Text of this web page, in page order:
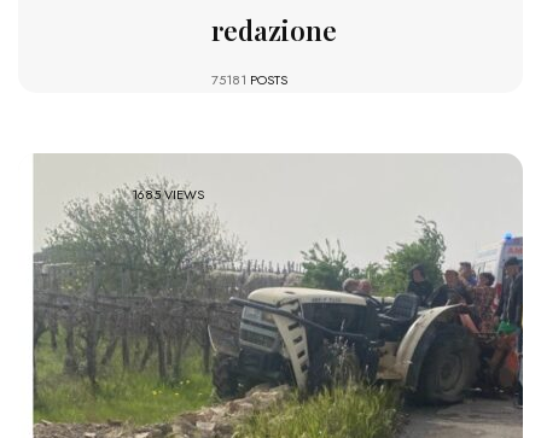
redazione
75181 POSTS
1685 VIEWS